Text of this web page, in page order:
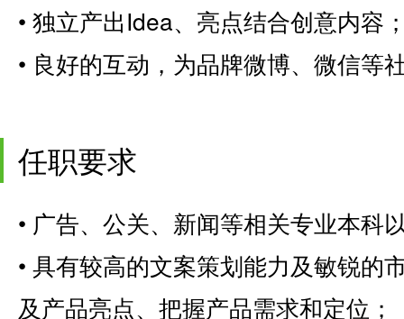
• 独立产出Idea、亮点结合创意内容
• 良好的互动，为品牌微博、微信等
任职要求
• 广告、公关、新闻等相关专业本科
• 具有较高的文案策划能力及敏锐的
及产品亮点、把握产品需求和定位；